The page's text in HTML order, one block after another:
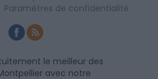
Paramètres de confidentialité
le meilleur des
avec notre